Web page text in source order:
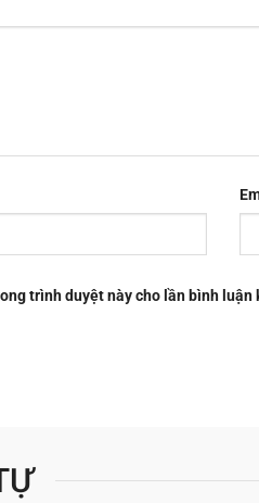
trình duyệt này cho lần bình luận